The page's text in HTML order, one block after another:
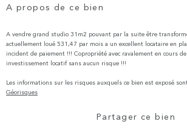
A propos de ce bien
A vendre grand studio 31m2 pouvant par la suite être
actuellement loué 531,47 par mois a un excellent locataire en
incident de paiement !!! Copropriété avec ravalement en cours
investissement locatif sans aucun risque !!!
Les informations sur les risques auxquels ce bien est exposé
Géorisques
Partager ce bien